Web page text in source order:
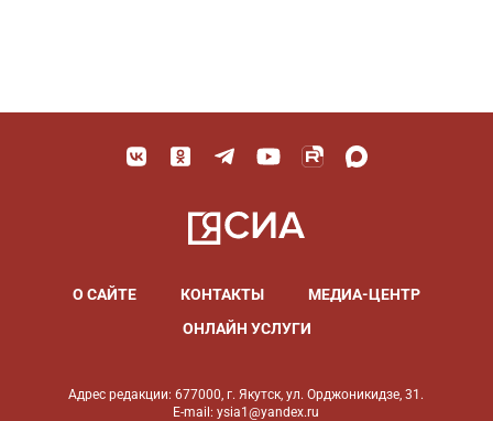
О САЙТЕ КОНТАКТЫ
МЕДИА-ЦЕНТР
ОНЛАЙН УСЛУГИ
Адрес редакции: 677000, г. Якутск, ул. Орджоникидзе, 31.
E-mail: ysia1@yandex.ru